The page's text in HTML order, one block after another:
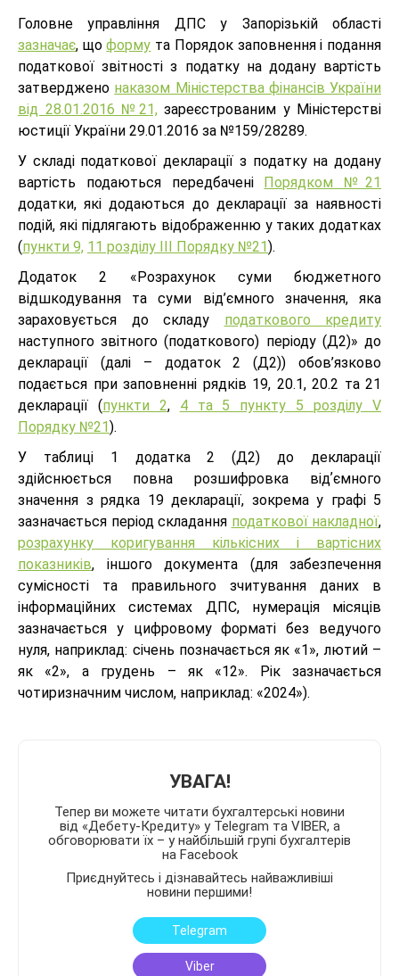
Головне управління ДПС у Запорізькій області
зазначає, щоформу та Порядок заповнення і подання
податкової звітності з податку на додану вартість
затверджено наказом Міністерства фінансів України
від 28.01.2016 №21,зареєстрованим у Міністерстві
юстиції України 29.01.2016 за №159/28289.
У складі податкової декларації з податку на додану
вартість подаються передбачені Порядком №21
додатки, які додаються до декларації за наявності
подій, які підлягають відображенню у таких додатках
(пункти 9, 11 розділу ІІІ Порядку №21).
Додаток 2 «Розрахунок суми бюджетного
відшкодування та суми від’ємного значення, яка
зараховується до складу податкового кредиту
наступного звітного (податкового) періоду (Д2)» до
декларації (далі – додаток 2 (Д2)) обов’язково
подається при заповненні рядків 19, 20.1, 20.2 та 21
декларації (пункти 2, 4 та 5 пункту 5 розділу V
Порядку №21).
У таблиці 1 додатка 2 (Д2) до декларації
здійснюється повна розшифровка відʼємного
значення з рядка 19 декларації, зокрема у графі 5
зазначається період складання податкової накладної,
розрахунку коригування кількісних і вартісних
показників, іншого документа (для забезпечення
сумісності та правильного зчитування даних в
інформаційних системах ДПС, нумерація місяців
зазначається у цифровому форматі без ведучого
нуля, наприклад: січень позначається як «1», лютий –
як «2», а грудень – як «12». Рік зазначається
чотиризначним числом, наприклад: «2024»).
УВАГА!
Тепер ви можете читати бухгалтерські новини
від «Дебету-Кредиту» у Telegram та VIBER, а
обговорювати їх – у найбільшій групі бухгалтерів
на Facebook
Приєднуйтесь і дізнавайтесь найважливіші
новини першими!
Telegram
Viber